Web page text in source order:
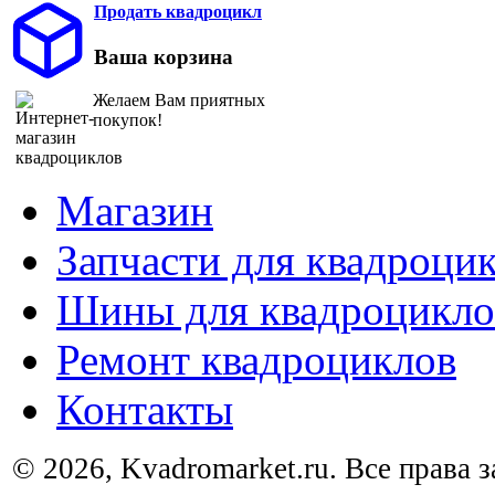
Продать квадроцикл
Ваша корзина
Желаем Вам приятных
покупок!
Магазин
Запчасти для
Шины для
Ремонт квадроциклов
Контакты
© 2026, Kvadromarket.ru. Все права